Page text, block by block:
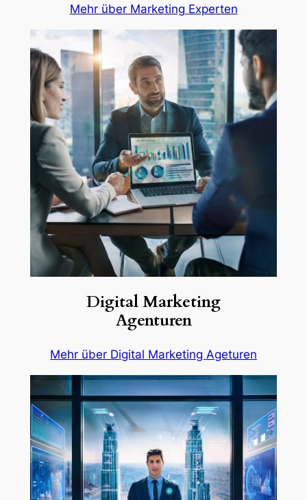
Mehr über Marketing Experten
Digital Marketing
Agenturen
Mehr über Digital Marketing Ageturen